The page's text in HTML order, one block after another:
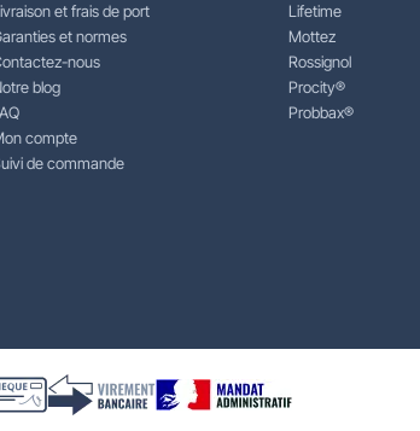
et frais de port
et normes
nous
blog
compte
de commande
Lifetime
Mottez
Rossignol
Procity®
Probbax®